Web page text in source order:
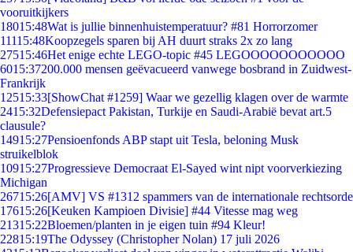
vooruitkijkers
18015:48Wat is jullie binnenhuistemperatuur? #81 Horrorzomer
11115:48Koopzegels sparen bij AH duurt straks 2x zo lang
27515:46Het enige echte LEGO-topic #45 LEGOOOOOOOOOOO
6015:37200.000 mensen geëvacueerd vanwege bosbrand in Zuidwest-
Frankrijk
12515:33[ShowChat #1259] Waar we gezellig klagen over de warmte
2415:32Defensiepact Pakistan, Turkije en Saudi-Arabië bevat art.5
clausule?
14915:27Pensioenfonds ABP stapt uit Tesla, beloning Musk
struikelblok
10915:27Progressieve Democraat El-Sayed wint nipt voorverkiezing
Michigan
26715:26[AMV] VS #1312 spammers van de internationale rechtsorde
17615:26[Keuken Kampioen Divisie] #44 Vitesse mag weg
21315:22Bloemen/planten in je eigen tuin #94 Kleur!
22815:19The Odyssey (Christopher Nolan) 17 juli 2026